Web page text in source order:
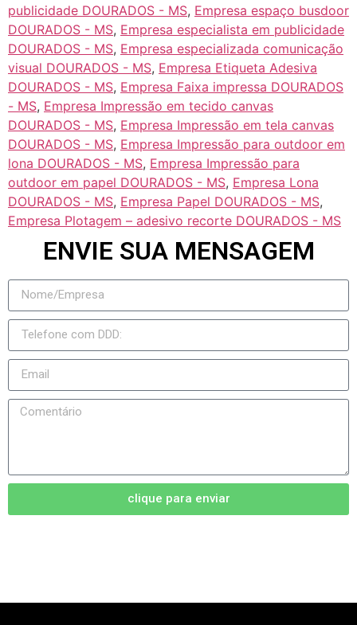
publicidade DOURADOS - MS, Empresa espaço busdoor
DOURADOS - MS, Empresa especialista em publicidade
DOURADOS - MS, Empresa especializada comunicação
visual DOURADOS - MS, Empresa Etiqueta Adesiva
DOURADOS - MS, Empresa Faixa impressa DOURADOS
- MS, Empresa Impressão em tecido canvas
DOURADOS - MS, Empresa Impressão em tela canvas
DOURADOS - MS, Empresa Impressão para outdoor em
lona DOURADOS - MS, Empresa Impressão para
outdoor em papel DOURADOS - MS, Empresa Lona
DOURADOS - MS, Empresa Papel DOURADOS - MS,
Empresa Plotagem – adesivo recorte DOURADOS - MS
ENVIE SUA MENSAGEM
clique para enviar